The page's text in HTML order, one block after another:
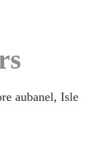
aubanel, Isle